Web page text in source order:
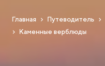
Главная Путеводитель
Каменные верблюды